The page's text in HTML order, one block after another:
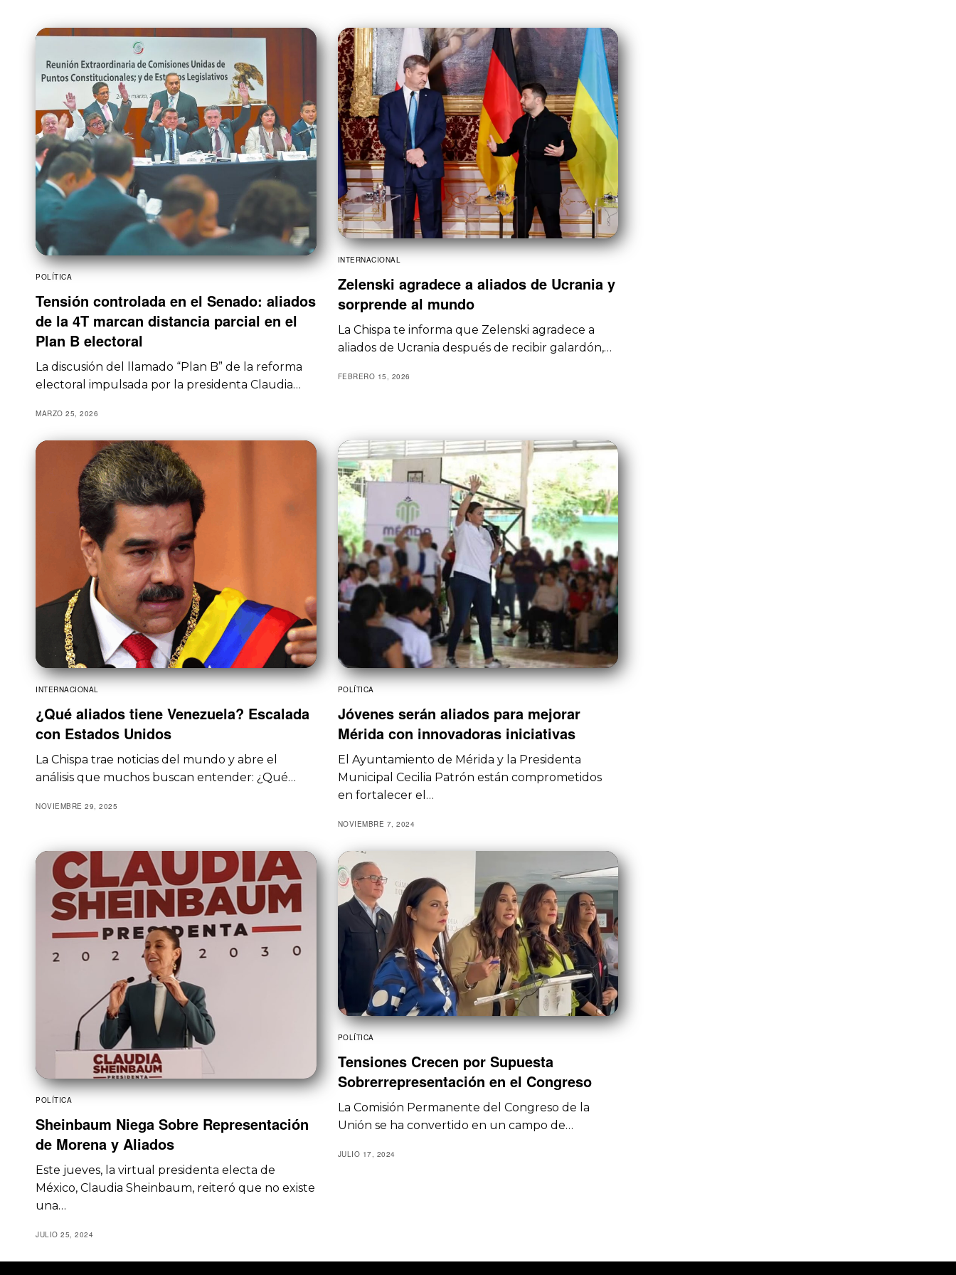
POLÍTICA
Tensión controlada en el Senado: aliados
de la 4T marcan distancia parcial en el
Plan B electoral
La discusión del llamado “Plan B” de la reforma
electoral impulsada por la presidenta Claudia…
MARZO 25, 2026
INTERNACIONAL
Zelenski agradece a aliados de Ucrania y
sorprende al mundo
La Chispa te informa que Zelenski agradece a
aliados de Ucrania después de recibir galardón,…
FEBRERO 15, 2026
INTERNACIONAL
¿Qué aliados tiene Venezuela? Escalada
con Estados Unidos
La Chispa trae noticias del mundo y abre el
análisis que muchos buscan entender: ¿Qué…
NOVIEMBRE 29, 2025
POLÍTICA
Jóvenes serán aliados para mejorar
Mérida con innovadoras iniciativas
El Ayuntamiento de Mérida y la Presidenta
Municipal Cecilia Patrón están comprometidos
en fortalecer el…
NOVIEMBRE 7, 2024
POLÍTICA
Sheinbaum Niega Sobre Representación
de Morena y Aliados
Este jueves, la virtual presidenta electa de
México, Claudia Sheinbaum, reiteró que no existe
una…
JULIO 25, 2024
POLÍTICA
Tensiones Crecen por Supuesta
Sobrerrepresentación en el Congreso
La Comisión Permanente del Congreso de la
Unión se ha convertido en un campo de…
JULIO 17, 2024